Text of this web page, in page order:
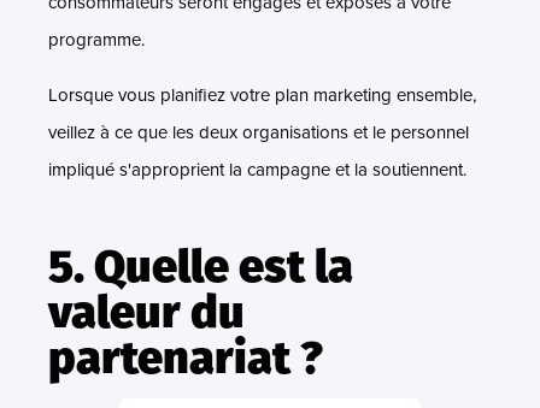
programme.
Lorsque vous planifiez votre plan marketing ensemble,
veillez à ce que les deux organisations et le personnel
impliqué s'approprient la campagne et la soutiennent.
5. Quelle est la
valeur du
partenariat ?